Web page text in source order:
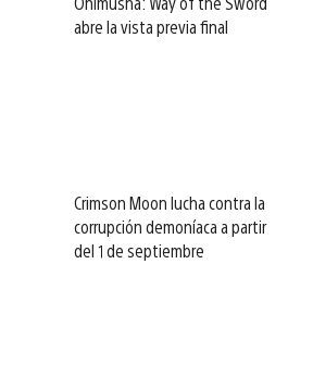
abre la vista previa final
Crimson Moon lucha contra la
corrupción demoníaca a partir
del 1 de septiembre